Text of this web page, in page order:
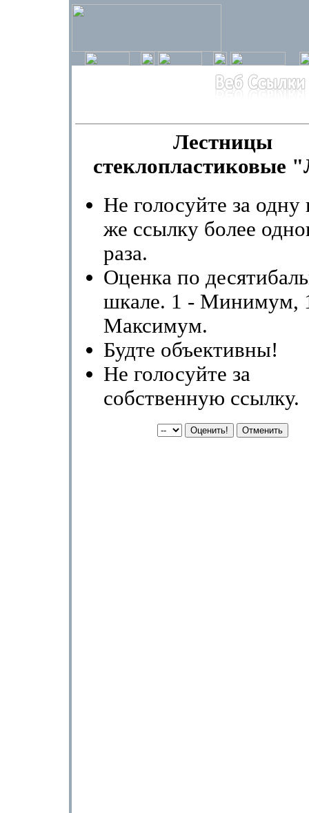
Лестницы
стеклопластиковые
Не голосуйте за одну
же ссылку более
раза.
Оценка по
шкале. 1 - Минимум,
Максимум.
Будте объективны!
Не голосуйте за
собственную ссылку.